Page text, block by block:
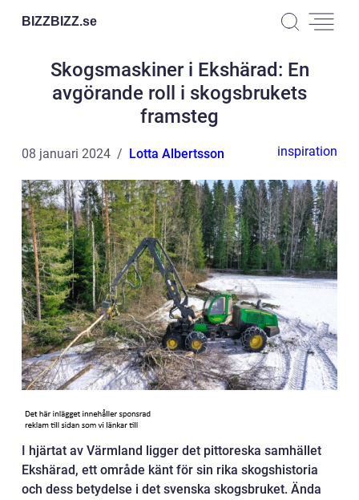
BIZZBIZZ.se
Skogsmaskiner i Ekshärad: En
avgörande roll i skogsbrukets
framsteg
08 januari 2024 Lotta Albertsson inspiration
I hjärtat av Värmland ligger det pittoreska samhället
Ekshärad, ett område känt för sin rika skogshistoria
och dess betydelse i det svenska skogsbruket. Ända